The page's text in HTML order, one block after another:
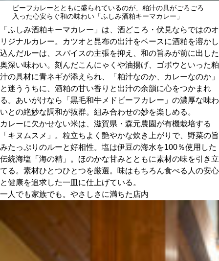
ビーフカレーとともに盛られているのが、粕汁の具がごろごろ
入った心安らぐ和の味わい「ふしみ酒粕キーマカレー」
「ふしみ酒粕キーマカレー」は、酒どころ・伏見ならではのオ
リジナルカレー。カツオと昆布の出汁をベースに酒粕を溶かし
込んだルーは、スパイスの主張を抑え、和の旨みが前に出した
奥深い味わい。刻んだこんにゃくや油揚げ、ゴボウといった粕
汁の具材に青ネギが添えられ、「粕汁なのか、カレーなのか」
と迷ううちに、酒粕の甘い香りと出汁の余韻に心をつかまれ
る。あいがけなら「黒毛和牛メドビーフカレー」の濃厚な味わ
いとの絶妙な調和が抜群。組み合わせの妙を楽しめる。
カレーに欠かせない米は、滋賀県・森元農園が有機栽培する
「キヌムスメ」。粒立ちよく艶やかな炊き上がりで、野菜の旨
みたっぷりのルーと好相性。塩は伊豆の海水を100％使用した
伝統海塩「海の精」。ほのかな甘みとともに素材の味を引き立
てる。素材ひとつひとつを厳選。味はもちろん食べる人の安心
と健康を追求した一皿に仕上げている。
一人でも家族でも。やさしさに満ちた店内